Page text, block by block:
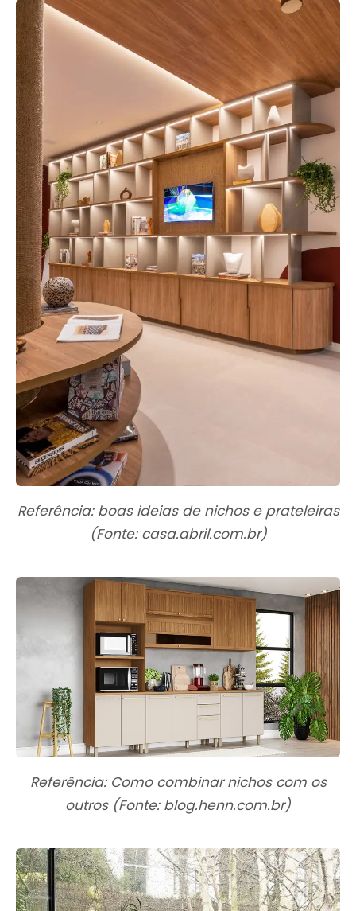
Referência: boas ideias de nichos e prateleiras
(Fonte: casa.abril.com.br)
Referência: Como combinar nichos com os
outros (Fonte: blog.henn.com.br)